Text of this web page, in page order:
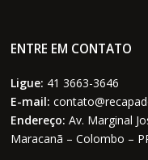
ENTRE EM CONTATO
Ligue: 41 3663-3646
E-mail:
Endereço: Av. Marginal
Maracanã – Colombo –